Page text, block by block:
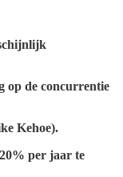
op de concurrentie
Kehoe).
per jaar te